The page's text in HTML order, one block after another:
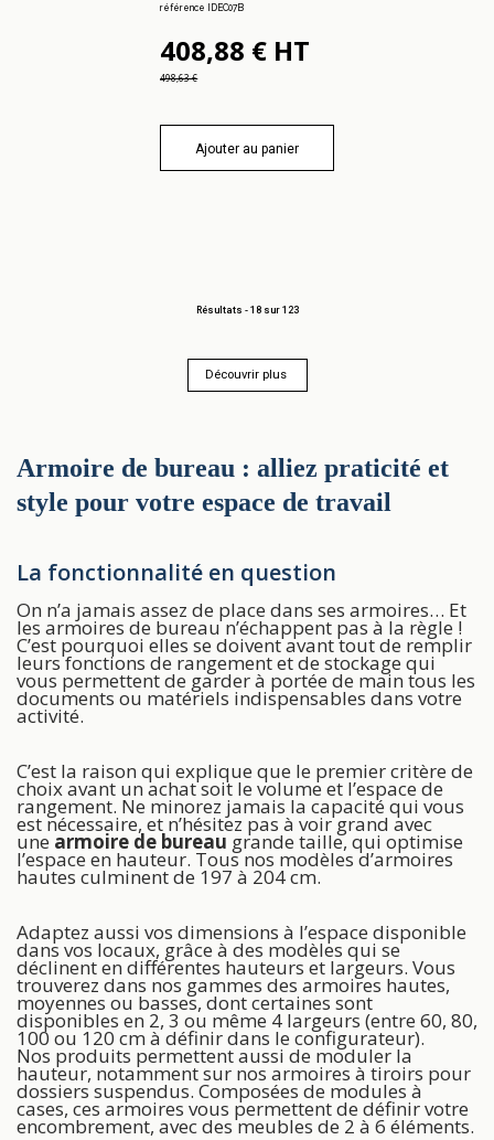
référence IDEC07B
408,88 € HT
498,63 €
Ajouter au panier
Résultats - 18sur 123
Découvrir plus
Armoire de bureau : alliez praticité et
style pour votre espace de travail
La fonctionnalité en question
On n’a jamais assez de place dans ses armoires… Et
les armoires de bureau n’échappent pas à la règle !
C’est pourquoi elles se doivent avant tout de remplir
leurs fonctions de rangement et de stockage qui
vous permettent de garder à portée de main tous les
documents ou matériels indispensables dans votre
activité.
C’est la raison qui explique que le premier critère de
choix avant un achat soit le volume et l’espace de
rangement. Ne minorez jamais la capacité qui vous
est nécessaire, et n’hésitez pas à voir grand avec
une armoire de bureau grande taille, qui optimise
l’espace en hauteur. Tous nos modèles d’armoires
hautes culminent de 197 à 204 cm.
Adaptez aussi vos dimensions à l’espace disponible
dans vos locaux, grâce à des modèles qui se
déclinent en différentes hauteurs et largeurs. Vous
trouverez dans nos gammes des armoires hautes,
moyennes ou basses, dont certaines sont
disponibles en 2, 3 ou même 4 largeurs (entre 60, 80,
100 ou 120 cm à définir dans le configurateur).
Nos produits permettent aussi de moduler la
hauteur, notamment sur nos armoires à tiroirs pour
dossiers suspendus. Composées de modules à
cases, ces armoires vous permettent de définir votre
encombrement, avec des meubles de 2 à 6 éléments.